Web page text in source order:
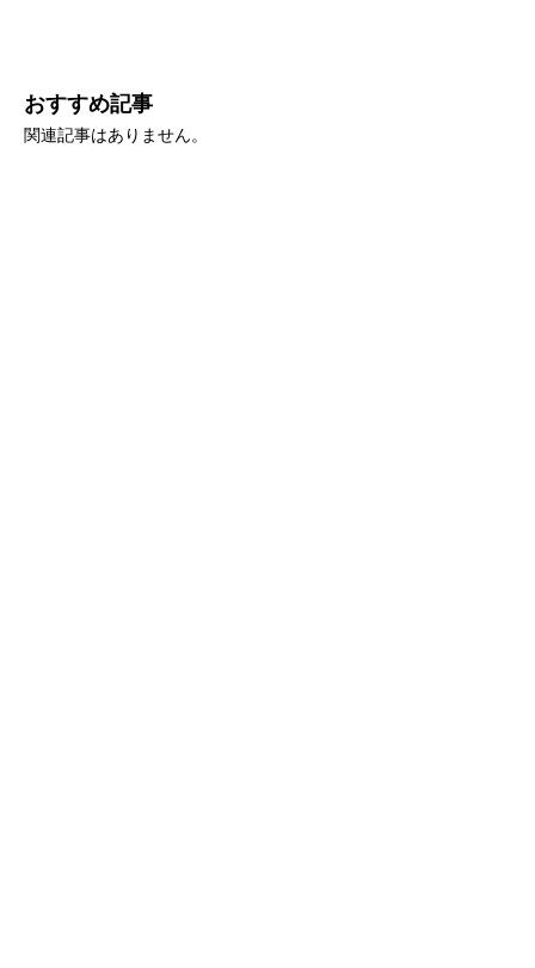
おすすめ記事
関連記事はありません。